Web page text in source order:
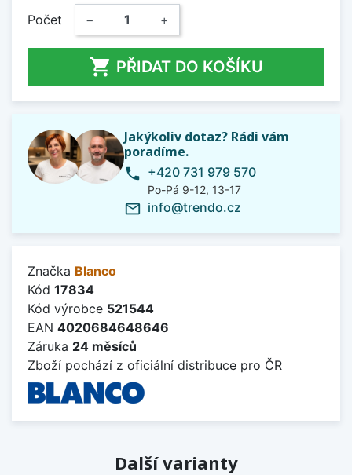
Počet − +
 PŘIDAT DO KOŠÍKU
Jakýkoliv dotaz? Rádi vám
poradíme.
phone +420 731 979 570
Po-Pá 9-12, 13-17
mail_outline info@trendo.cz
Značka Blanco
Kód 17834
Kód výrobce 521544
EAN 4020684648646
Záruka 24 měsíců
Zboží pochází z oficiální distribuce pro ČR
Další varianty